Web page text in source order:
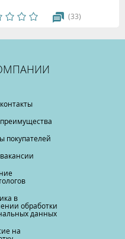
(33)
покупателей
в
обработки
данных
на